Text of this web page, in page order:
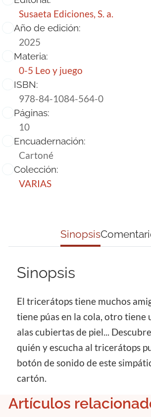
Susaeta Ediciones, S. a.
Año de edición:
2025
Materia:
0-5 Leo y juego
ISBN:
978-84-1084-564-0
Páginas:
10
Encuadernación:
Cartoné
Colección:
VARIAS
Sinopsis
Sinopsis
El tricerátops tiene muchos
tiene púas en la cola, otro tiene
alas cubiertas de piel...
quién y escucha al tricerátops
botón de sonido de este
cartón.
Artículos